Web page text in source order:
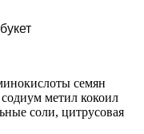
семян
метил кокоил
соли, цитрусовая